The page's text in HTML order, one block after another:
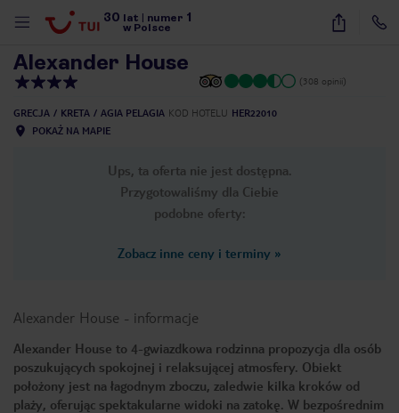
30 lat numer 1
w Polsce
25
Alexander House
(308 opinii)
GRECJA KRETA AGIA PELAGIA KOD HOTELU HER22010
POKAŻ NA MAPIE
Ups, ta oferta nie jest dostępna.
Przygotowaliśmy dla Ciebie
podobne oferty:
Zobacz inne ceny i terminy »
Alexander House - informacje
Alexander House to 4-gwiazdkowa rodzinna propozycja dla osób
poszukujących spokojnej i relaksującej atmosfery. Obiekt
położony jest na łagodnym zboczu, zaledwie kilka kroków od
plaży, oferując spektakularne widoki na zatokę. W bezpośrednim